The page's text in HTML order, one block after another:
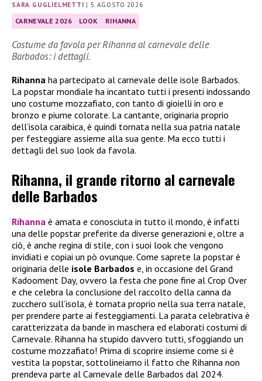
SARA GUGLIELMETTI |5 AGOSTO 2026
CARNEVALE 2026 LOOK RIHANNA
Costume da favola per Rihanna al carnevale delle
Barbados: i dettagli.
Rihanna ha partecipato al carnevale delle isole Barbados.
La popstar mondiale ha incantato tutti i presenti indossando
uno costume mozzafiato, con tanto di gioielli in oro e
bronzo e piume colorate. La cantante, originaria proprio
dell’isola caraibica, è quindi tornata nella sua patria natale
per festeggiare assieme alla sua gente. Ma ecco tutti i
dettagli del suo look da favola.
Rihanna, il grande ritorno al carnevale
delle Barbados
Rihanna è amata e conosciuta in tutto il mondo, è infatti
una delle popstar preferite da diverse generazioni e, oltre a
ciò, è anche regina di stile, con i suoi look che vengono
invidiati e copiai un pò ovunque. Come saprete la popstar è
originaria delle isole Barbados e, in occasione del Grand
Kadooment Day, ovvero la festa che pone fine al Crop Over
e che celebra la conclusione del raccolto della canna da
zucchero sull’isola, è tornata proprio nella sua terra natale,
per prendere parte ai festeggiamenti. La parata celebrativa è
caratterizzata da bande in maschera ed elaborati costumi di
Carnevale. Rihanna ha stupido davvero tutti, sfoggiando un
costume mozzafiato! Prima di scoprire insieme come si è
vestita la popstar, sottolineiamo il fatto che Rihanna non
prendeva parte al Carnevale delle Barbados dal 2024.